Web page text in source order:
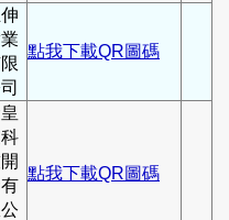
點我下載QR圖碼
點我下載QR圖碼